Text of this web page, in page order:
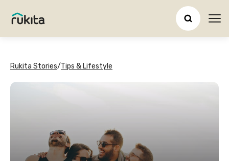
Rukita Stories/Tips & Lifestyle